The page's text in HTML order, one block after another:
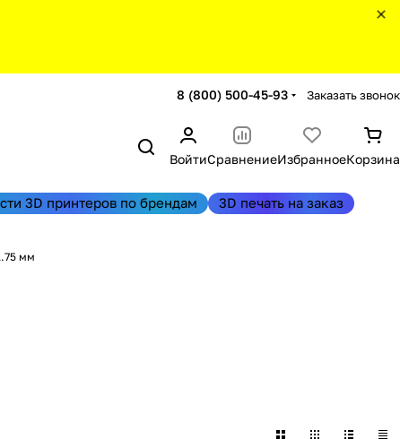
8 (800) 500-45-93 Заказать звонок
ВойтиСравнениеИзбранноеКорзина
3D принтеров по брендам 3D печать на заказ
мм